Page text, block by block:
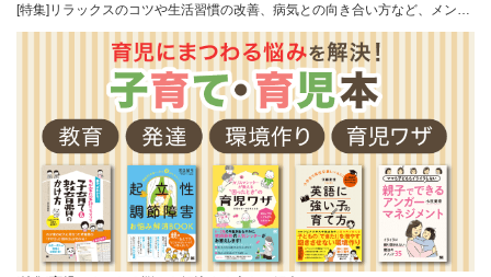
[特集]リラックスのコツや生活習慣の改善、病気との向き合い方など、メン…